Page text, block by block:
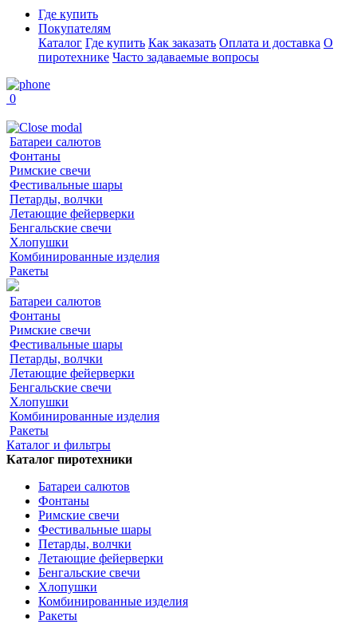
Где купить
Покупателям
Каталог Где купить Как заказать Оплата и доставка О
пиротехнике Часто задаваемые вопросы
0
Батареи салютов
Фонтаны
Римские свечи
Фестивальные шары
Петарды, волчки
Летающие фейерверки
Бенгальские свечи
Хлопушки
Комбинированные изделия
Ракеты
Батареи салютов
Фонтаны
Римские свечи
Фестивальные шары
Петарды, волчки
Летающие фейерверки
Бенгальские свечи
Хлопушки
Комбинированные изделия
Ракеты
Каталог и фильтры
Каталог пиротехники
Батареи салютов
Фонтаны
Римские свечи
Фестивальные шары
Петарды, волчки
Летающие фейерверки
Бенгальские свечи
Хлопушки
Комбинированные изделия
Ракеты